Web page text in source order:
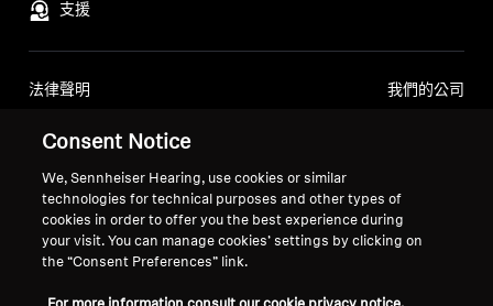
支援
法律聲明
線上銷售予消費者的通用條款與細
則
漏洞揭露政策
我們的公司
Sennheiser 消費者品牌
Consent Notice
We, Sennheiser Hearing, use cookies or similar
technologies for technical purposes and other types of
cookies in order to offer you the best experience during
your visit. You can manage cookies’ settings by clicking on
the “Consent Preferences” link.